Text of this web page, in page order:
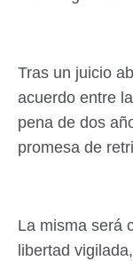
Tras un juicio
acuerdo entre
pena de dos
promesa de
La misma será
libertad